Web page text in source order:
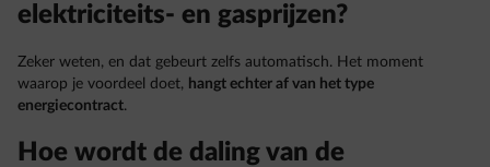
elektriciteits- en gasprijzen?
Zeker weten, en dat gebeurt zelfs automatisch. Het moment
waarop je voordeel doet, hangt echter af van het type
energiecontract.
Hoe wordt de daling van de